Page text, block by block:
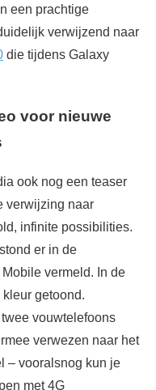
een prachtige
verwijzend naar
die tijdens Galaxy
voor nieuwe
ook nog een teaser
verwijzing naar
infinite possibilities.
er in de
vermeld. In de
getoond.
vouwtelefoons
verwezen naar het
– vooralsnog kun je
met 4G